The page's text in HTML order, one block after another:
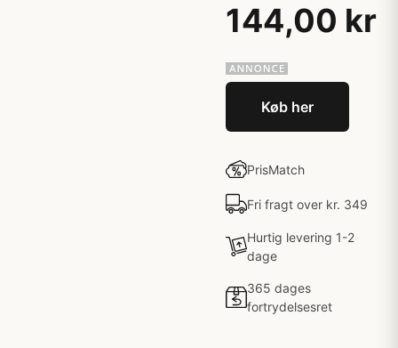
144,00 kr
Køb her
PrisMatch
Fri fragt over kr. 349
Hurtig levering 1-2
dage
365 dages
fortrydelsesret